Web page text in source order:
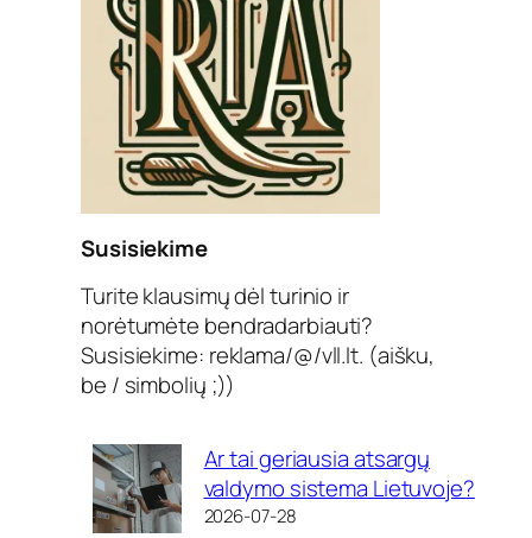
Susisiekime
Turite klausimų dėl turinio ir
norėtumėte bendradarbiauti?
Susisiekime: reklama/@/vll.lt. (aišku,
be / simbolių ;))
Ar tai geriausia atsargų
valdymo sistema Lietuvoje?
2026-07-28